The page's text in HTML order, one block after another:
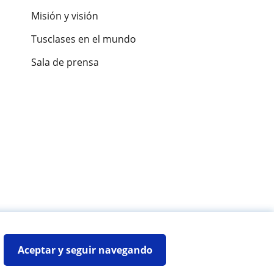
Aceptar y seguir navegando
Misión y visión
Tusclases en el mundo
Sala de prensa
Mapa web:Profesores particulares